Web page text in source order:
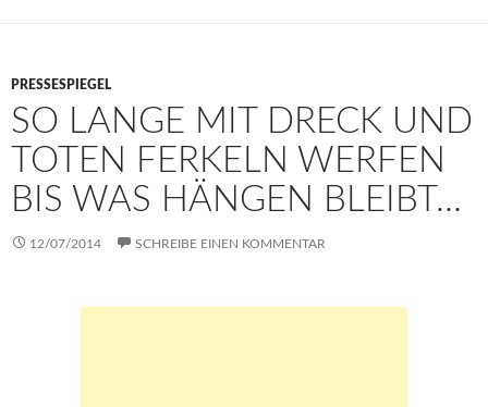
p
k
PRESSESPIEGEL
SO LANGE MIT DRECK UND
TOTEN FERKELN WERFEN
BIS WAS HÄNGEN BLEIBT…
12/07/2014 SCHREIBE EINEN KOMMENTAR